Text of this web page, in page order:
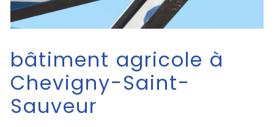
bâtiment agricole à
Chevigny-Saint-
Sauveur